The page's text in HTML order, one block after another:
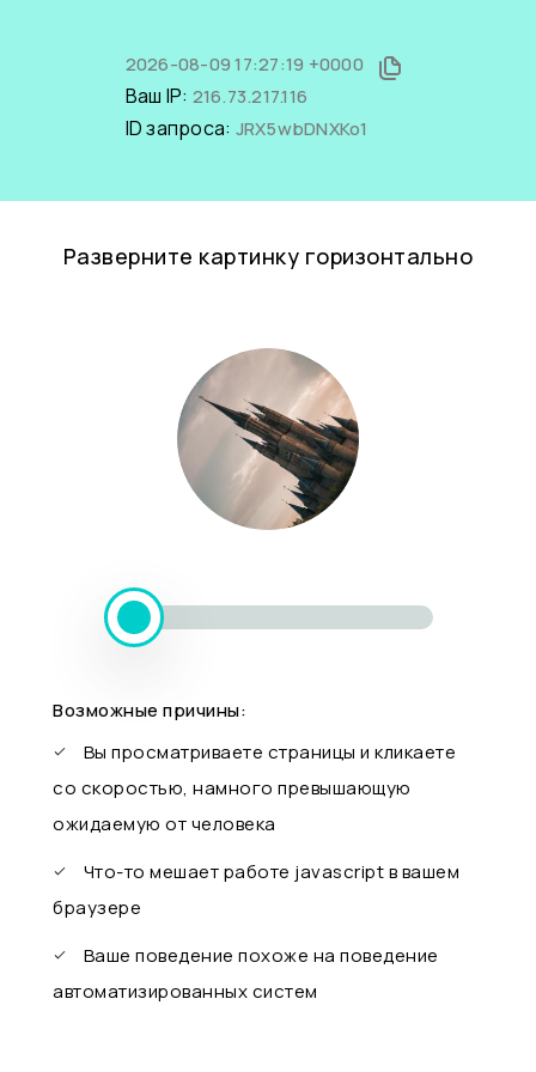
2026-08-09 17:27:19 +0000
Ваш IP: 216.73.217.116
ID запроса: JRX5wbDNXKo1
Разверните картинку горизонтально
Возможные причины:
Вы просматриваете страницы и кликаете
со скоростью, намного превышающую
ожидаемую от человека
Что-то мешает работе javascript в вашем
браузере
Ваше поведение похоже на поведение
автоматизированных систем